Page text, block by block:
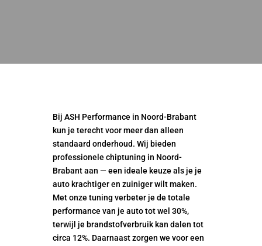
Bij ASH Performance in Noord-Brabant
kun je terecht voor meer dan alleen
standaard onderhoud. Wij bieden
professionele chiptuning in Noord-
Brabant aan — een ideale keuze als je je
auto krachtiger en zuiniger wilt maken.
Met onze tuning verbeter je de totale
performance van je auto tot wel 30%,
terwijl je brandstofverbruik kan dalen tot
circa 12%. Daarnaast zorgen we voor een